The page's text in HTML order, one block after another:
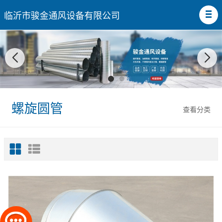
临沂市骏金通风设备有限公司
查看分类
螺旋圆管